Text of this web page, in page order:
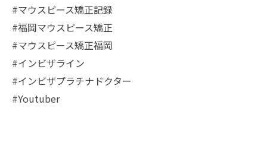
#マウスピース矯正記録
#福岡マウスピース矯正
#マウスピース矯正福岡
#インビザライン
#インビザプラチナドクター
#Youtuber